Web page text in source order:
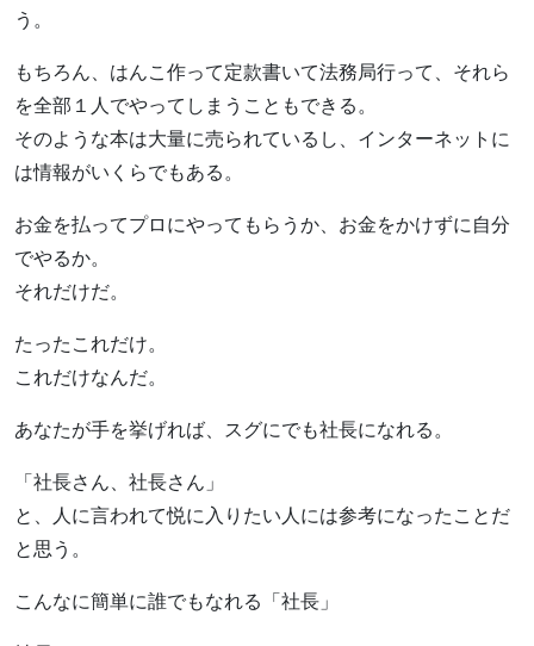
う。
もちろん、はんこ作って定款書いて法務局行って、それら
を全部１人でやってしまうこともできる。
そのような本は大量に売られているし、インターネットに
は情報がいくらでもある。
お金を払ってプロにやってもらうか、お金をかけずに自分
でやるか。
それだけだ。
たったこれだけ。
これだけなんだ。
あなたが手を挙げれば、スグにでも社長になれる。
「社長さん、社長さん」
と、人に言われて悦に入りたい人には参考になったことだ
と思う。
こんなに簡単に誰でもなれる「社長」